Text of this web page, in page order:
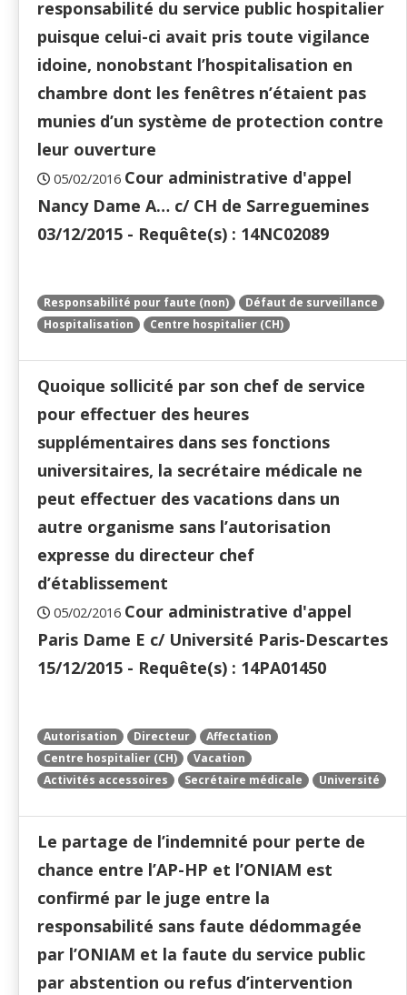
responsabilité du service public hospitalier
puisque celui-ci avait pris toute vigilance
idoine, nonobstant l’hospitalisation en
chambre dont les fenêtres n’étaient pas
munies d’un système de protection contre
leur ouverture
05/02/2016 Cour administrative d'appel
Nancy Dame A… c/ CH de Sarreguemines
03/12/2015 - Requête(s) : 14NC02089
Responsabilité pour faute (non)
Défaut de surveillance
Hospitalisation
Centre hospitalier (CH)
Quoique sollicité par son chef de service
pour effectuer des heures
supplémentaires dans ses fonctions
universitaires, la secrétaire médicale ne
peut effectuer des vacations dans un
autre organisme sans l’autorisation
expresse du directeur chef
d’établissement
05/02/2016 Cour administrative d'appel
Paris Dame E c/ Université Paris-Descartes
15/12/2015 - Requête(s) : 14PA01450
Autorisation Directeur
Affectation
Centre hospitalier (CH)
Vacation
Activités accessoires
Secrétaire médicale Université
Le partage de l’indemnité pour perte de
chance entre l’AP-HP et l’ONIAM est
confirmé par le juge entre la
responsabilité sans faute dédommagée
par l’ONIAM et la faute du service public
par abstention ou refus d’intervention